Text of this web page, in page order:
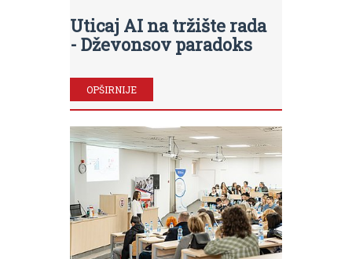
Uticaj AI na tržište rada
- Dževonsov paradoks
OPŠIRNIJE